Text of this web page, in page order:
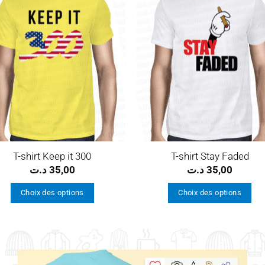
Ajouter
wishlist
T-shirt Keep it 300
35,00 د.ت
Choix des options
plusieurs
T-shirt Stay Faded
35,00 د.ت
Choix des options
plusieurs